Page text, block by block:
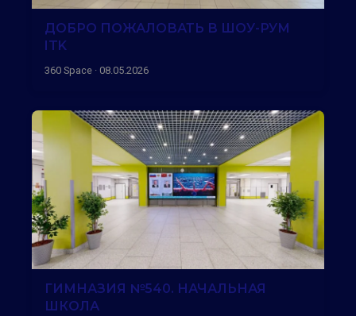
ДОБРО ПОЖАЛОВАТЬ В ШОУ-РУМ
ITK
360 Space · 08.05.2026
ГИМНАЗИЯ №540. НАЧАЛЬНАЯ
ШКОЛА